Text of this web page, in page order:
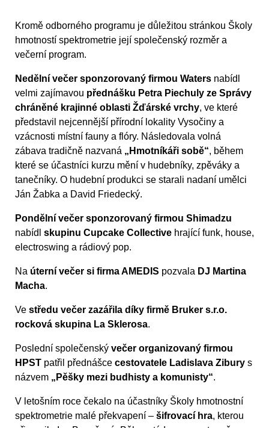
Kromě odborného programu je důležitou stránkou Školy
hmotností spektrometrie její společenský rozměr a
večerní program.
Nedělní večer sponzorovaný firmou Waters nabídl
velmi zajímavou přednášku Petra Piechuly ze Správy
chráněné krajinné oblasti Žďárské vrchy, ve které
představil nejcennější přírodní lokality Vysočiny a
vzácnosti místní fauny a flóry. Následovala volná
zábava tradičně nazvaná „Hmotníkáři sobě“, během
které se účastníci kurzu mění v hudebníky, zpěváky a
tanečníky. O hudební produkci se starali nadaní umělci
Ján Žabka a David Friedecký.
Pondělní večer sponzorovaný firmou Shimadzu
nabídl skupinu Cupcake Collective hrající funk, house,
electroswing a rádiový pop.
Na úterní večer si firma AMEDIS pozvala DJ Martina
Macha.
Ve středu večer zazářila díky firmě Bruker s.r.o.
rocková skupina La Sklerosa.
Poslední společenský večer organizovaný firmou
HPST patřil přednášce cestovatele Ladislava Zibury s
názvem „Pěšky mezi budhisty a komunisty“.
V letošním roce čekalo na účastníky Školy hmotnostní
spektrometrie malé překvapení – šifrovací hra, kterou